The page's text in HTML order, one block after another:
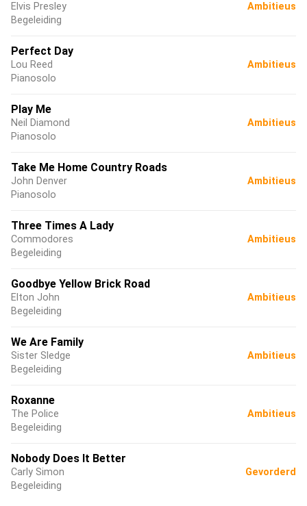
Elvis Presley
Begeleiding
Ambitieus
Perfect Day
Lou Reed
Pianosolo
Ambitieus
Play Me
Neil Diamond
Pianosolo
Ambitieus
Take Me Home Country Roads
John Denver
Pianosolo
Ambitieus
Three Times A Lady
Commodores
Begeleiding
Ambitieus
Goodbye Yellow Brick Road
Elton John
Begeleiding
Ambitieus
We Are Family
Sister Sledge
Begeleiding
Ambitieus
Roxanne
The Police
Begeleiding
Ambitieus
Nobody Does It Better
Carly Simon
Begeleiding
Gevorderd